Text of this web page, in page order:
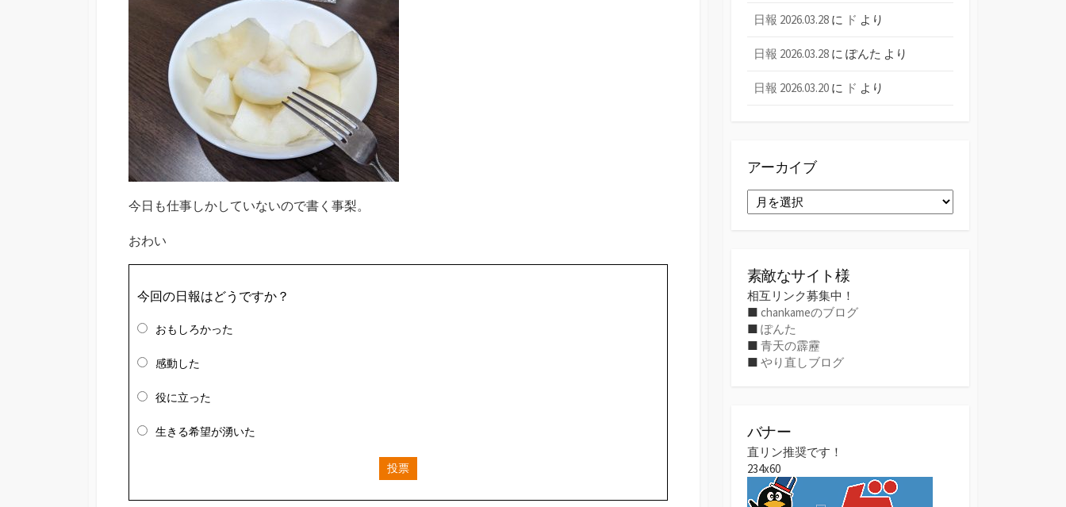
今日も仕事しかしていないので書く事梨。
おわい
今回の日報はどうですか？
おもしろかった
感動した
役に立った
生きる希望が湧いた
投票
日報 2026.03.28 に ド より
日報 2026.03.28 に ぽんた より
日報 2026.03.20 に ド より
アーカイブ
ー
素敵なサイト様
相互リンク募集中！
■ chankameのブログ
■ ぽんた
■ 青天の霹靂
■ やり直しブログ
バナー
直リン推奨です！
234x60